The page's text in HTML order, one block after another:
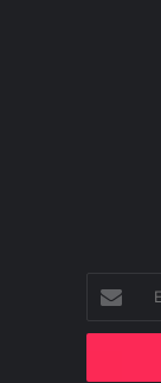
your
Email